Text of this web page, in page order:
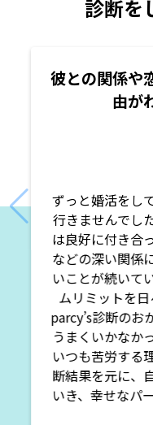
診断を
彼との関係や
由が
ずっと婚活をし
行きませんでし
は良好に付き合
などの深い関係
いことが続いて
ムリミットを日
parcy’s診断のお
うまくいかなか
いつも苦労する
断結果を元に、
いき、幸せなパ